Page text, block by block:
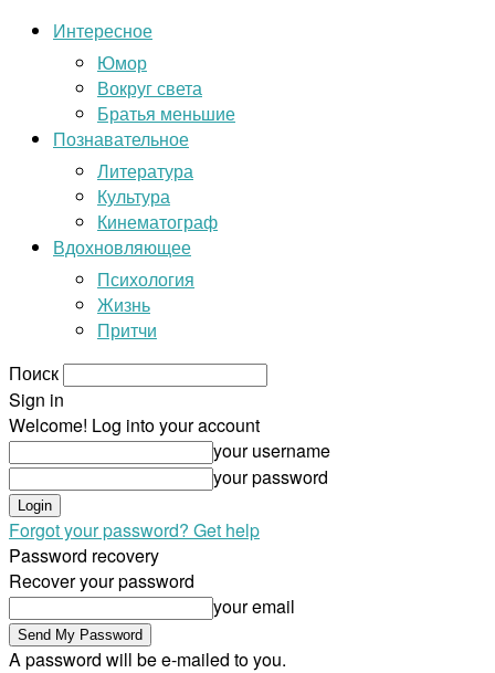
Интересное
Юмор
Вокруг света
Братья меньшие
Познавательное
Литература
Культура
Кинематограф
Вдохновляющее
Психология
Жизнь
Притчи
Поиск
Sign in
Welcome! Log into your account
your username
your password
Forgot your password? Get help
Password recovery
Recover your password
your email
A password will be e-mailed to you.